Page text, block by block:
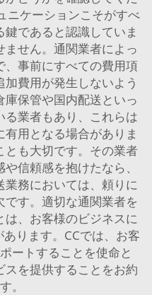
ニケーションこそがすべ
であると認識していま
せん。通関業者によっ
、事前にすべての費用項
費用が発生しないよう
保管や国内配送といっ
業者もあり、これらは
用となる場合がありま
も大切です。その業者
信頼感を抱けたなら、
務においては、頼りに
す。適切な通関業者を
、お客様のビジネスに
ります。CCでは、お客
ートすることを使命と
スを提供することをお約
。